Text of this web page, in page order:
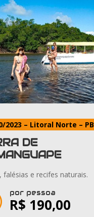
2023 – Litoral Norte – PB
DE
falésias e recifes naturais.
por pessoa
R$ 190,00